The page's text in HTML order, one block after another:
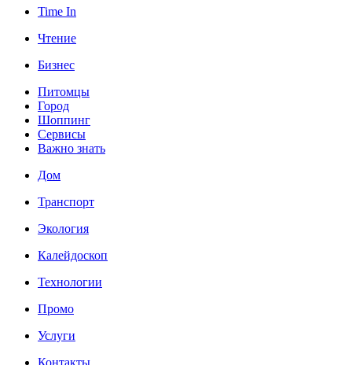
Time In
Чтение
Бизнес
Питомцы
Город
Шоппинг
Сервисы
Важно знать
Дом
Транспорт
Экология
Калейдоскоп
Технологии
Промо
Услуги